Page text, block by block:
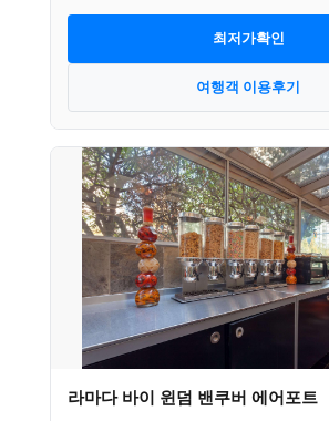
최저가확인
여행객 이용후기
라마다 바이 윈덤 밴쿠버 에어포트